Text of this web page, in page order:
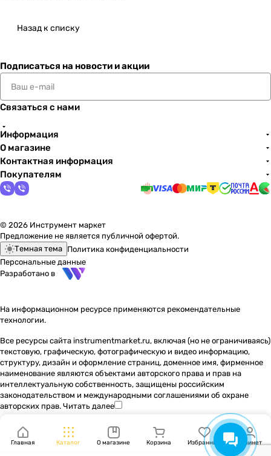
Назад к списку
Подписаться на новости и акции
Связаться с нами
Информация
О магазине
Контактная информация
Покупателям
© 2026 Инструмент маркет
Предложение не является публичной офертой.
Темная тема Политика конфиденциальности
Персональные данные
Разработано в
На информационном ресурсе применяются рекомендательные
технологии.
Все ресурсы сайта instrumentmarket.ru, включая (но не ограничиваясь)
текстовую, графическую, фотографическую и видео информацию,
структуру, дизайн и оформление страниц, доменное имя, фирменное
наименование являются объектами авторского права и прав на
интеллектуальную собственность, защищены российским
законодательством и международными соглашениями об охране
авторских прав. Читать далее
Главная Каталог О магазине Корзина Избранные Кабинет